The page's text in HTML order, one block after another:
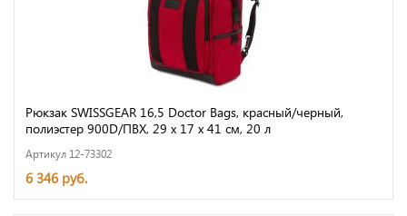
Рюкзак SWISSGEAR 16,5 Doctor Bags, красный/черный,
полиэстер 900D/ПВХ, 29 x 17 x 41 см, 20 л
Артикул 12-73302
6 346 руб.